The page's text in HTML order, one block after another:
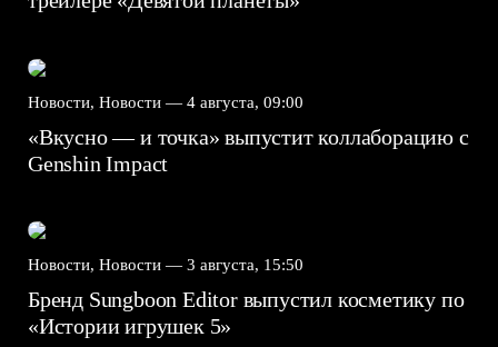
Новости, Новости — 4 августа, 09:00
«Вкусно — и точка» выпустит коллаборацию с
Genshin Impact⁠⁠
Новости, Новости — 3 августа, 15:50
Бренд Sungboon Editor выпустил косметику по
«Истории игрушек 5»